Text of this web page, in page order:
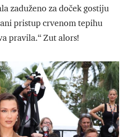
zaduženo za doček gostiju
pristup crvenom tepihu
pravila.“ Zut alors!